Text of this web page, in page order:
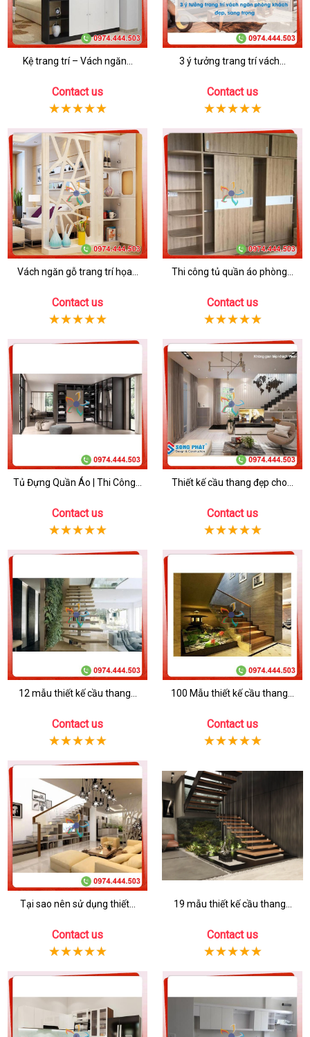
Kệ trang trí – Vách ngăn...
Contact us
3 ý tưởng trang trí vách...
Contact us
Vách ngăn gỗ trang trí họa...
Contact us
Thi công tủ quần áo phòng...
Contact us
Tủ Đựng Quần Áo | Thi Công...
Contact us
Thiết kế cầu thang đẹp cho...
Contact us
12 mẫu thiết kế cầu thang...
Contact us
100 Mẫu thiết kế cầu thang...
Contact us
Tại sao nên sử dụng thiết...
Contact us
19 mẫu thiết kế cầu thang...
Contact us